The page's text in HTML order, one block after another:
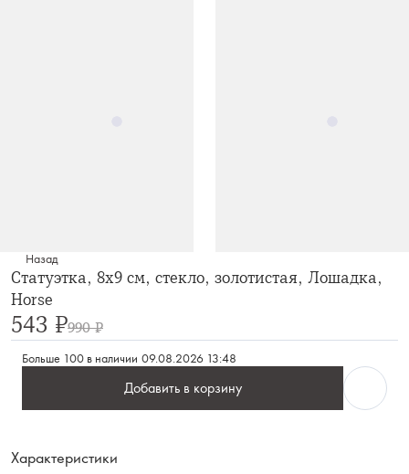
Назад
Статуэтка, 8х9 см, стекло, золотистая, Лошадка,
Horse
543 ₽990 ₽
Больше 100 в наличии 09.08.2026 13:48
Добавить в корзину
Характеристики